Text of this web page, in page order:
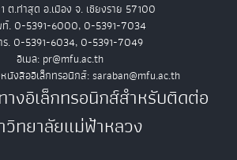
ต.ท่าสุด อ.เมือง จ. เชียงราย 57100
ท์. 0-5391-6000, 0-5391-7034
ร. 0-5391-6034, 0-5391-7049
อีเมล: pr@mfu.ac.th
นังสืออิเล็กทรอนิกส์: saraban@mfu.ac.th
างอิเล็กทรอนิกส์สำหรับติดต่อ
วิทยาลัยแม่ฟ้าหลวง